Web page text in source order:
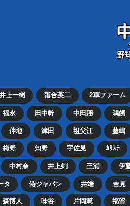
上一樹 落合英二 2軍ファーム
福永 田中幹 中田翔 鵜飼
仲地 津田 祖父江 藤嶋
梅野 知野 宇佐見 ｶﾘｽﾃ
中村奈 井上剣 三浦 伊
タ 侍ジャパン 井端 吉見
森博人 味谷 片岡篤 福留